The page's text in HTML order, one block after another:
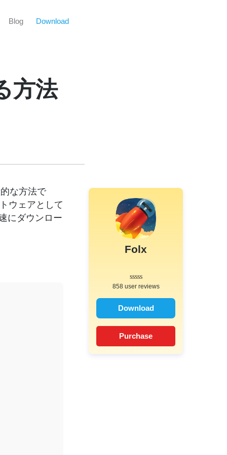
Blog Download
方法
な方法で
ウェアとして
にダウンロー
Folx
858 user reviews
Download
Purchase